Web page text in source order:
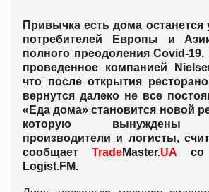
Привычка есть дома
потребителей Европы и
полного преодоления Covid-
проведенное компанией
что после открытия
вернутся далеко не все
«Еда дома» становится новой
которую вынуждены
производители и логисты,
сообщаетTradeMaster.UA со
Logist.FM.